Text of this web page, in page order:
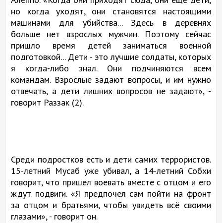
но когда уходят, они становятся настоящими
машинами для убийства... Здесь в деревнях
больше нет взрослых мужчин. Поэтому сейчас
пришло время детей заниматься военной
подготовкой... Дети - это лучшие солдаты, которых
я когда-либо знал. Они подчиняются всем
командам. Взрослые задают вопросы, и им нужно
отвечать, а дети лишних вопросов не задают», -
говорит Раззак (2).
Среди подростков есть и дети самих террористов.
15-летний Мусаб уже убивал, а 14-летний Собхи
говорит, что пришел воевать вместе с отцом и его
ждут подвиги. «Я предпочел сам пойти на фронт
за отцом и братьями, чтобы увидеть всё своими
глазами», - говорит он.